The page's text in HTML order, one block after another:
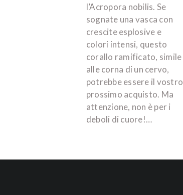
l’Acropora nobilis. Se
sognate una vasca con
crescite esplosive e
colori intensi, questo
corallo ramificato, simile
alle corna di un cervo,
potrebbe essere il vostro
prossimo acquisto. Ma
attenzione, non è per i
deboli di cuore!…